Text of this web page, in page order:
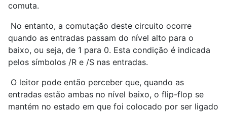
comuta.
No entanto, a comutação deste circuito ocorre
quando as entradas passam do nível alto para o
baixo, ou seja, de 1 para 0. Esta condição é indicada
pelos símbolos /R e /S nas entradas.
O leitor pode então perceber que, quando as
entradas estão ambas no nível baixo, o flip-flop se
mantém no estado em que foi colocado por ser ligado